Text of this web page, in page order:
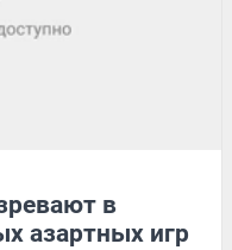
в
азартных игр